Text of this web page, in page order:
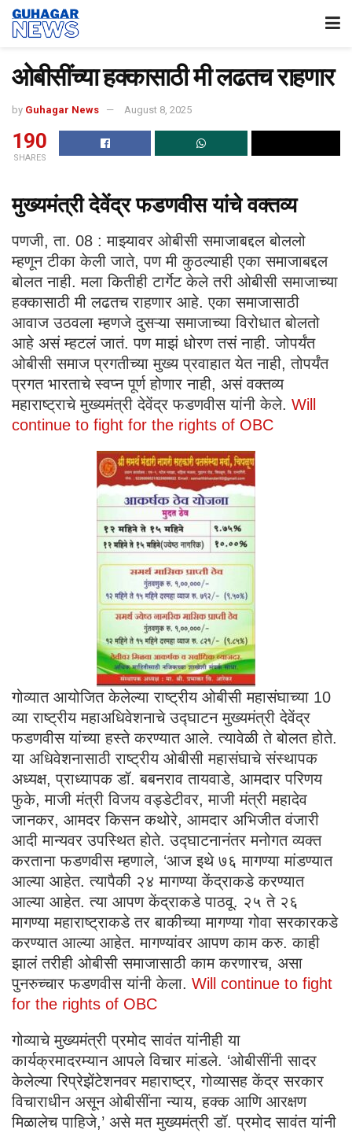
ओबीसींच्या हक्कासाठी मी लढतच राहणार
by Guhagar News August 8, 2025
190
SHARES
मुख्यमंत्री देवेंद्र फडणवीस यांचे वक्तव्य
पणजी, ता. 08 : माझ्यावर ओबीसी समाजाबद्दल बोललो
म्हणून टीका केली जाते, पण मी कुठल्याही एका समाजाबद्दल
बोलत नाही. मला कितीही टार्गेट केले तरी ओबीसी समाजाच्या
हक्कासाठी मी लढतच राहणार आहे. एका समाजासाठी
आवाज उठवला म्हणजे दुसऱ्या समाजाच्या विरोधात बोलतो
आहे असं म्हटलं जातं. पण माझं धोरण तसं नाही. जोपर्यंत
ओबीसी समाज प्रगतीच्या मुख्य प्रवाहात येत नाही, तोपर्यंत
प्रगत भारताचे स्वप्न पूर्ण होणार नाही, असं वक्तव्य
महाराष्ट्राचे मुख्यमंत्री देवेंद्र फडणवीस यांनी केले. Will
continue to fight for the rights of OBC
गोव्यात आयोजित केलेल्या राष्ट्रीय ओबीसी महासंघाच्या 10
व्या राष्ट्रीय महाअधिवेशनाचे उद्घाटन मुख्यमंत्री देवेंद्र
फडणवीस यांच्या हस्ते करण्यात आले. त्यावेळी ते बोलत होते.
या अधिवेशनासाठी राष्ट्रीय ओबीसी महासंघाचे संस्थापक
अध्यक्ष, प्राध्यापक डॉ. बबनराव तायवाडे, आमदार परिणय
फुके, माजी मंत्री विजय वड्डेटीवर, माजी मंत्री महादेव
जानकर, आमदर किसन कथोरे, आमदार अभिजीत वंजारी
आदी मान्यवर उपस्थित होते. उद्घाटनानंतर मनोगत व्यक्त
करताना फडणवीस म्हणाले, ‘आज इथे ७६ मागण्या मांडण्यात
आल्या आहेत. त्यापैकी २४ मागण्या केंद्राकडे करण्यात
आल्या आहेत. त्या आपण केंद्राकडे पाठवू. २५ ते २६
मागण्या महाराष्ट्राकडे तर बाकीच्या मागण्या गोवा सरकारकडे
करण्यात आल्या आहेत. मागण्यांवर आपण काम करु. काही
झालं तरीही ओबीसी समाजासाठी काम करणारच, असा
पुनरुच्चार फडणवीस यांनी केला. Will continue to fight
for the rights of OBC
गोव्याचे मुख्यमंत्री प्रमोद सावंत यांनीही या
कार्यक्रमादरम्यान आपले विचार मांडले. ‘ओबीसींनी सादर
केलेल्या रिप्रेझेंटेशनवर महाराष्ट्र, गोव्यासह केंद्र सरकार
विचाराधीन असून ओबीसींना न्याय, हक्क आणि आरक्षण
मिळालेच पाहिजे,’ असे मत मुख्यमंत्री डॉ. प्रमोद सावंत यांनी